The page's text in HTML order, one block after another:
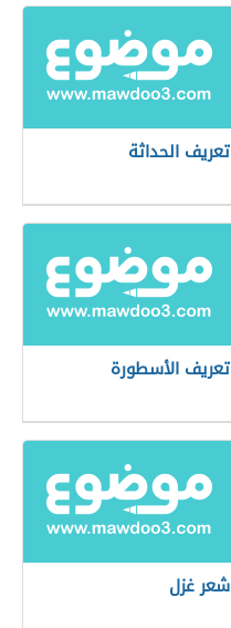
تعريف الحداثة
تعريف الأسطورة
شعر غزل